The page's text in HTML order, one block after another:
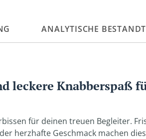
ANALYTISCHE
leckere Knabberspaß
für deinen treuen Begleiter.
herzhafte Geschmack machen